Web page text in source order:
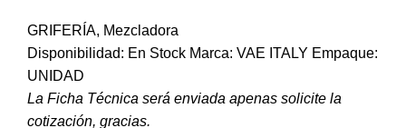
GRIFERÍA, Mezcladora
Disponibilidad: En Stock Marca: VAE ITALY Empaque:
UNIDAD
La Ficha Técnica será enviada apenas solicite la
cotización, gracias.